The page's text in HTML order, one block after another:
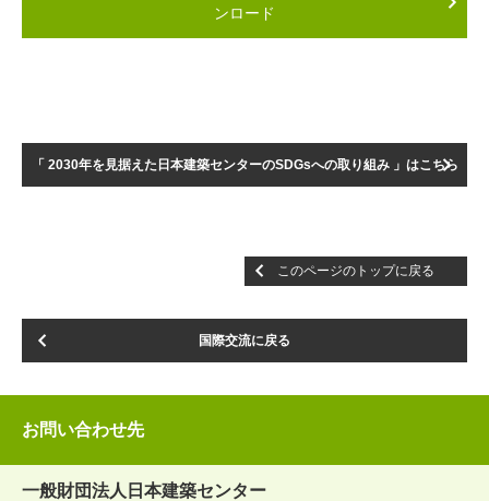
ンロード
「 2030年を見据えた日本建築センターのSDGsへの取り組み 」はこちら
このページのトップに戻る
国際交流に戻る
お問い合わせ先
一般財団法人日本建築センター